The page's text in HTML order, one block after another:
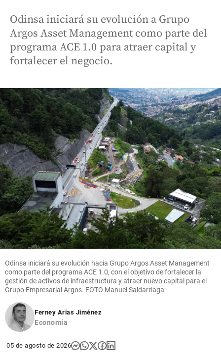
Odinsa iniciará su evolución a Grupo
Argos Asset Management como parte del
programa ACE 1.0 para atraer capital y
fortalecer el negocio.
Odinsa iniciará su evolución hacia Grupo Argos Asset Management
como parte del programa ACE 1.0, con el objetivo de fortalecer la
gestión de activos de infraestructura y atraer nuevo capital para el
Grupo Empresarial Argos. FOTO Manuel Saldarriaga
Ferney Arias Jiménez
Economía
05 de agosto de 2026